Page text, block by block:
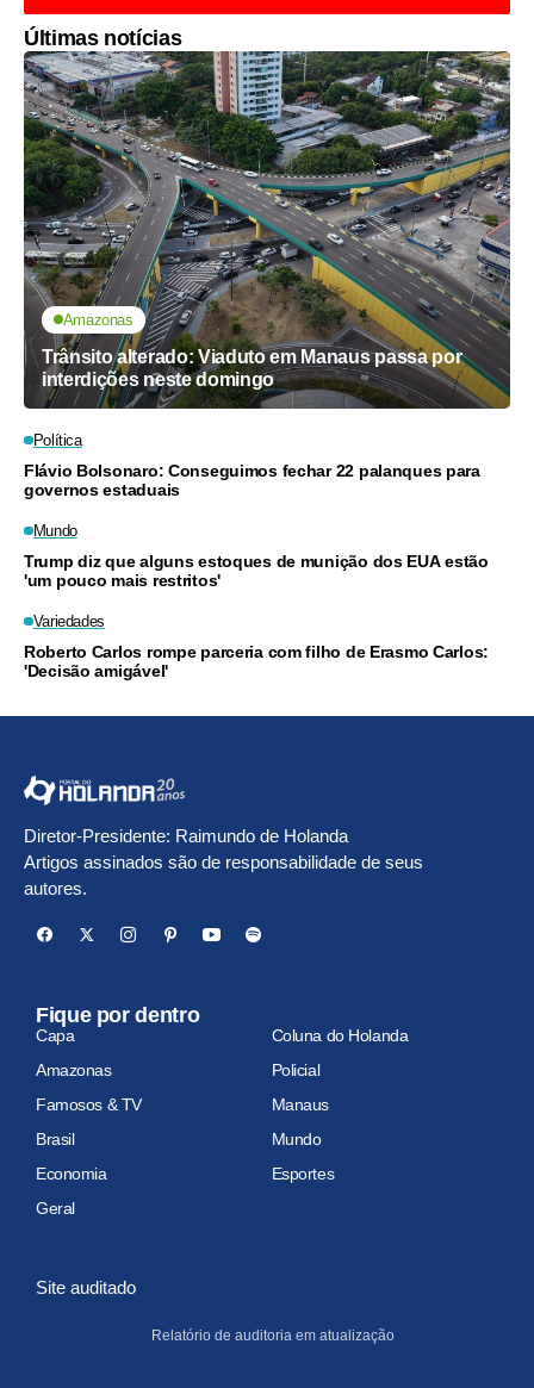
Últimas notícias
Amazonas
Trânsito alterado: Viaduto em Manaus passa por
interdições neste domingo
Política
Flávio Bolsonaro: Conseguimos fechar 22 palanques para
governos estaduais
Mundo
Trump diz que alguns estoques de munição dos EUA estão
'um pouco mais restritos'
Variedades
Roberto Carlos rompe parceria com filho de Erasmo Carlos:
'Decisão amigável'
Diretor-Presidente: Raimundo de Holanda
Artigos assinados são de responsabilidade de seus
autores.
Fique por dentro
Capa
Coluna do Holanda
Amazonas
Policial
Famosos & TV
Manaus
Brasil
Mundo
Economia
Esportes
Geral
Site auditado
Relatório de auditoria em atualização